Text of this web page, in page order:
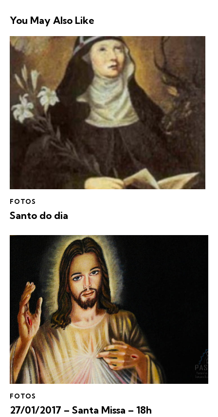
You May Also Like
FOTOS
Santo do dia
FOTOS
27/01/2017 – Santa Missa – 18h